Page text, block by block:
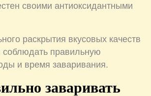
своими антиоксидантными
раскрытия вкусовых качеств
соблюдать правильную
и время заваривания.
заваривать